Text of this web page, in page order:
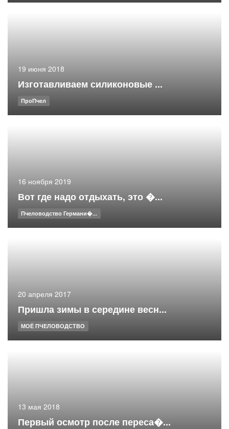
19 июня 2018
Изготавливаем силиконовые ...
ПроПчел
16 ноября 2019
Вот где надо отдыхать, это �...
Пчеловодство Германи�...
20 апреля 2017
Пришла зимы в середине весн...
МОЁ ПЧЕЛОВОДСТВО
13 мая 2018
Первый осмотр после переса�...